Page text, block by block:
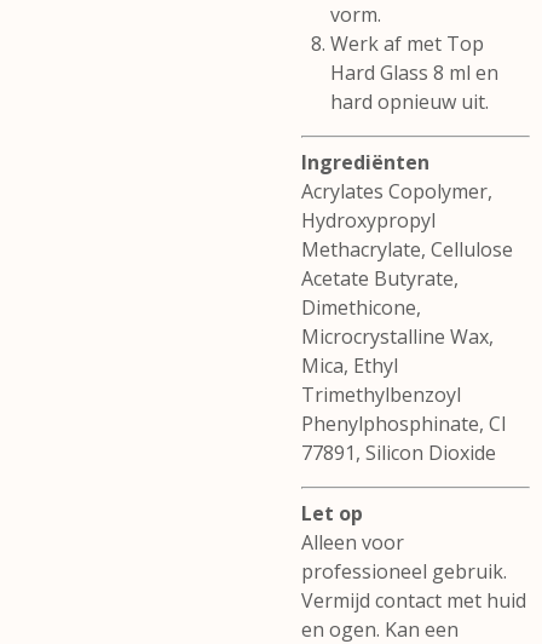
vorm.
Werk af met Top
Hard Glass 8 ml en
hard opnieuw uit.
Ingrediënten
Acrylates Copolymer,
Hydroxypropyl
Methacrylate, Cellulose
Acetate Butyrate,
Dimethicone,
Microcrystalline Wax,
Mica, Ethyl
Trimethylbenzoyl
Phenylphosphinate, CI
77891, Silicon Dioxide
Let op
Alleen voor
professioneel gebruik.
Vermijd contact met huid
en ogen. Kan een